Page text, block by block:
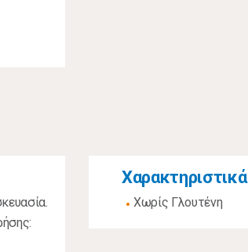
Χαρακτηριστικά
Χωρίς Γλουτένη